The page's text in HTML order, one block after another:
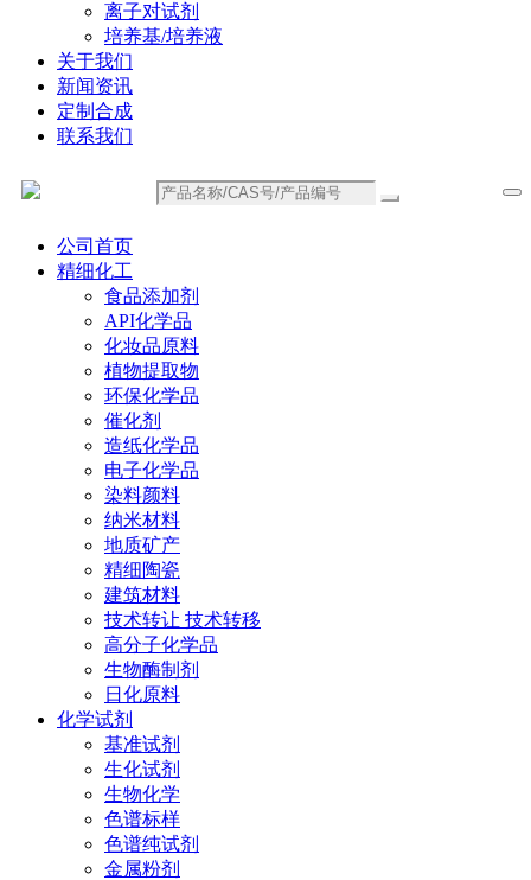
离子对试剂
培养基/培养液
关于我们
新闻资讯
定制合成
联系我们
公司首页
精细化工
食品添加剂
API化学品
化妆品原料
植物提取物
环保化学品
催化剂
造纸化学品
电子化学品
染料颜料
纳米材料
地质矿产
精细陶瓷
建筑材料
技术转让 技术转移
高分子化学品
生物酶制剂
日化原料
化学试剂
基准试剂
生化试剂
生物化学
色谱标样
色谱纯试剂
金属粉剂